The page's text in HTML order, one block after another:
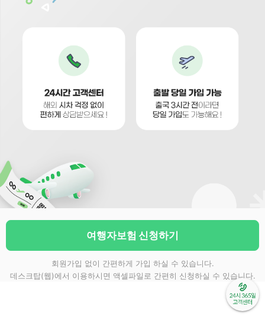
여행자보험 신청하기
회원가입 없이 간편하게 가입 하실 수 있습니다.
데스크탑(웹)에서 이용하시면 액셀파일로 간편히 신청하실 수 있습니다.